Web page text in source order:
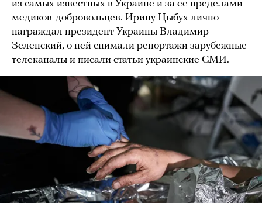
из самых известных в Украине и за ее пределами
медиков-добровольцев. Ирину Цыбух лично
награждал президент Украины Владимир
Зеленский, о ней снимали репортажи зарубежные
телеканалы и писали статьи украинские СМИ.